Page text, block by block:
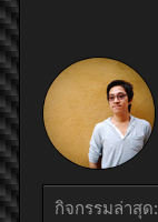
กิจกรรมล่าสุด: